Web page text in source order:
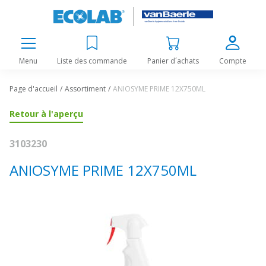
Menu Liste des commande Panier d´achats Compte
Page d'accueil Assortiment ANIOSYME PRIME 12X750ML
Retour à l'aperçu
3103230
ANIOSYME PRIME 12X750ML